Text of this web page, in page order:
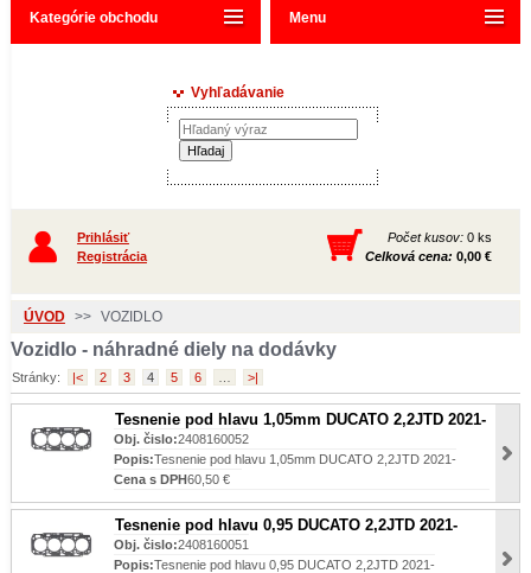
Kategórie obchodu
Vyhľadávanie
Prihlásiť
Registrácia
Počet kusov: 0 ks
Celková cena: 0,00 €
ÚVOD >> VOZIDLO
Vozidlo - náhradné diely na dodávky
Stránky: |< 2 3 4 5 6 >|
Tesnenie pod hlavu 1,05mm DUCATO 2,2JTD 2021-
Obj. čislo:2408160052
Popis:Tesnenie pod hlavu 1,05mm DUCATO 2,2JTD 2021-
Cena s DPH60,50 €
Tesnenie pod hlavu 0,95 DUCATO 2,2JTD 2021-
Obj. čislo:2408160051
Popis:Tesnenie pod hlavu 0,95 DUCATO 2,2JTD 2021-
Menu